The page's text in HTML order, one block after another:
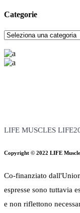
Categorie
Categorie
LIFE MUSCLES
Copyright © 2022 LIFE
Co-finanziato
espresse sono tuttavia
e non riflettono